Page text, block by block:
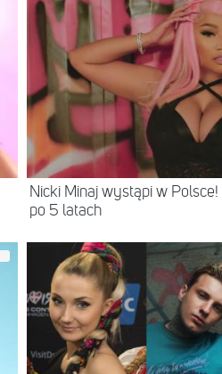
Nicki Minaj wystąpi w
po 5 latach